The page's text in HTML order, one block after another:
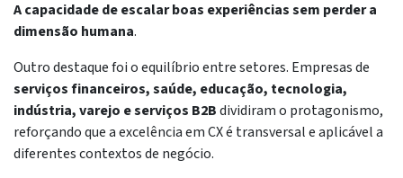
A capacidade de escalar boas experiências sem perder a
dimensão humana.
Outro destaque foi o equilíbrio entre setores. Empresas de
serviços financeiros, saúde, educação, tecnologia,
indústria, varejo e serviços B2Bdividiram o protagonismo,
reforçando que a excelência em CX é transversal e aplicável a
diferentes contextos de negócio.